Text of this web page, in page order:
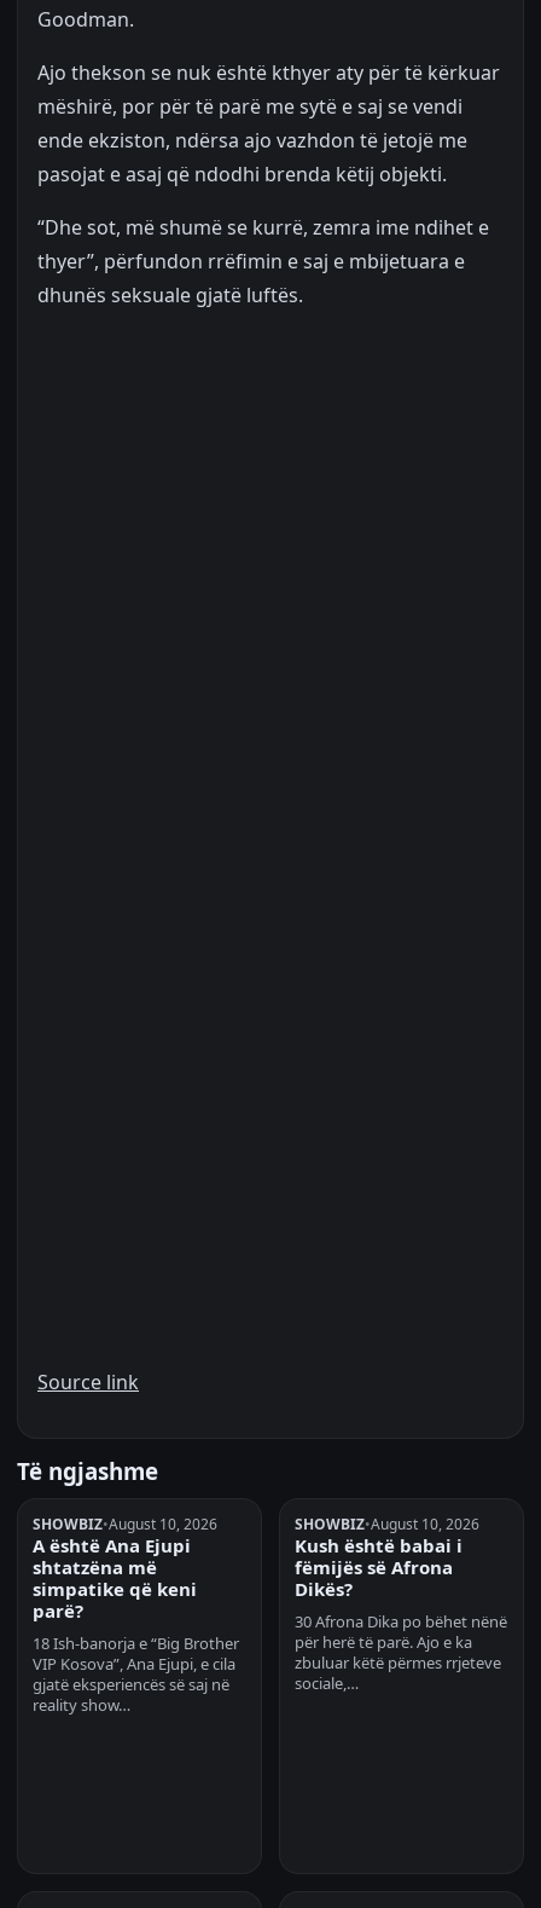
Goodman.
Ajo thekson se nuk është kthyer aty për të kërkuar
mëshirë, por për të parë me sytë e saj se vendi
ende ekziston, ndërsa ajo vazhdon të jetojë me
pasojat e asaj që ndodhi brenda këtij objekti.
“Dhe sot, më shumë se kurrë, zemra ime ndihet e
thyer”, përfundon rrëfimin e saj e mbijetuara e
dhunës seksuale gjatë luftës.
Source link
Të ngjashme
SHOWBIZ•August 10, 2026
A është Ana Ejupi
shtatzëna më
simpatike që keni
parë?
18 Ish-banorja e “Big Brother
VIP Kosova”, Ana Ejupi, e cila
gjatë eksperiencës së saj në
reality show…
SHOWBIZ•August 10, 2026
Kush është babai i
fëmijës së Afrona
Dikës?
30 Afrona Dika po bëhet nënë
për herë të parë. Ajo e ka
zbuluar këtë përmes rrjeteve
sociale,…